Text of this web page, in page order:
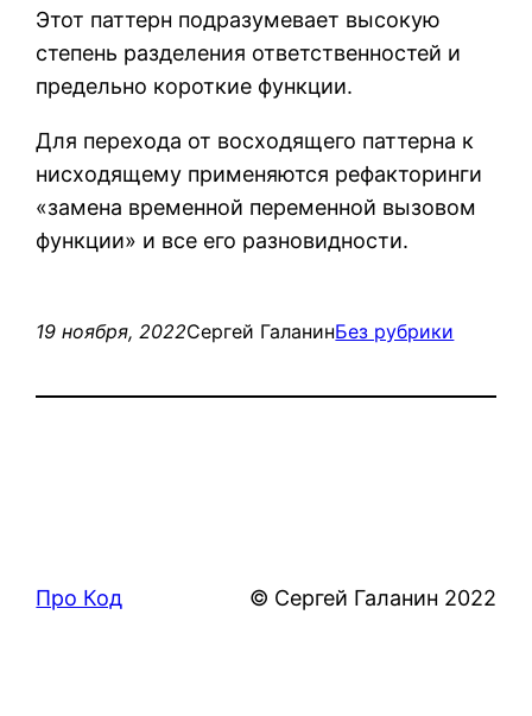
Этот паттерн подразумевает высокую
степень разделения ответственностей и
предельно короткие функции.
Для перехода от восходящего паттерна к
нисходящему применяются рефакторинги
«замена временной переменной вызовом
функции» и все его разновидности.
19 ноября, 2022Сергей ГаланинБез рубрики
Про Код © Сергей Галанин 2022